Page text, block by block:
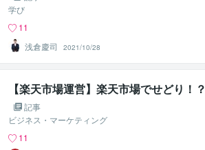
学び
11
浅倉慶司
2021/10/28
【楽天市場運営】楽天市場でせどり！？
記事
ビジネス・マーケティング
11